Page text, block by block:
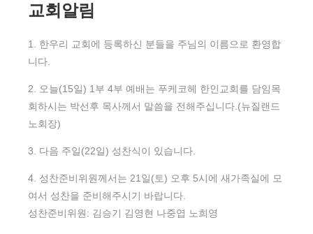
교회알림
1. 한우리 교회에 등록하신 분들을 주님의 이름으로 환영합
니다.
2. 오늘(15일) 1부 ­4부 예배는 푸케코헤 한인교회를 담임목
회하시는 박선후 목사께서 말씀을 전해주십니다.(뉴질랜드
노회장)
3. 다음 주일(22일) 성찬식이 있습니다.
4. 성찬준비위원께서는 21일(토) 오후 5시에 새가족실에 모
여서 성찬을 준비해주시기 바랍니다.
성찬준비위원: 김승기 김영현 나중엽 노희영